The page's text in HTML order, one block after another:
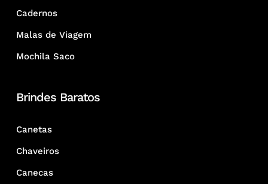
Cadernos
Malas de Viagem
Mochila Saco
Brindes Baratos
Canetas
Chaveiros
Canecas